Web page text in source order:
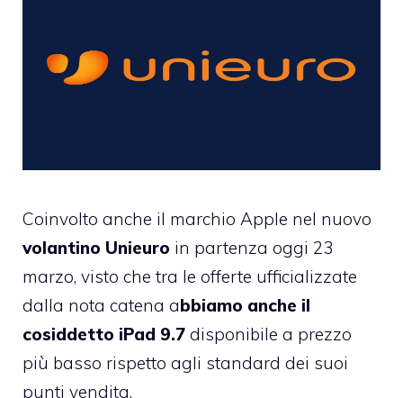
Coinvolto anche il marchio Apple nel nuovo
volantino Unieuro in partenza oggi 23
marzo, visto che tra le offerte ufficializzate
dalla nota catena abbiamo anche il
cosiddetto iPad 9.7 disponibile a prezzo
più basso rispetto agli standard dei suoi
punti vendita.